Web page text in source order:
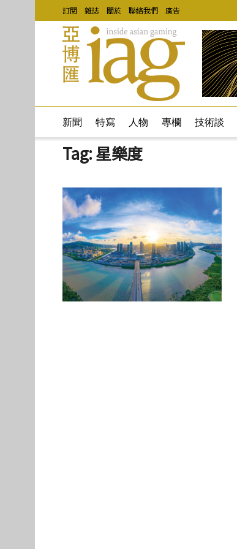
訂閱 雜誌 關於 聯絡我們 廣告
新聞 特寫 人物 專欄 技術談
Tag:星樂度